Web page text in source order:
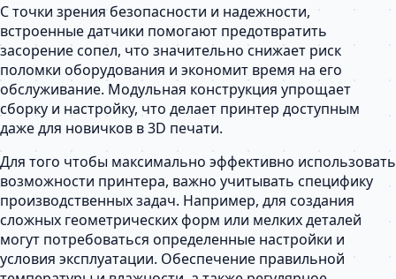
С точки зрения безопасности и надежности,
встроенные датчики помогают предотвратить
засорение сопел, что значительно снижает риск
поломки оборудования и экономит время на его
обслуживание. Модульная конструкция упрощает
сборку и настройку, что делает принтер доступным
даже для новичков в 3D печати.
Для того чтобы максимально эффективно использовать
возможности принтера, важно учитывать специфику
производственных задач. Например, для создания
сложных геометрических форм или мелких деталей
могут потребоваться определенные настройки и
условия эксплуатации. Обеспечение правильной